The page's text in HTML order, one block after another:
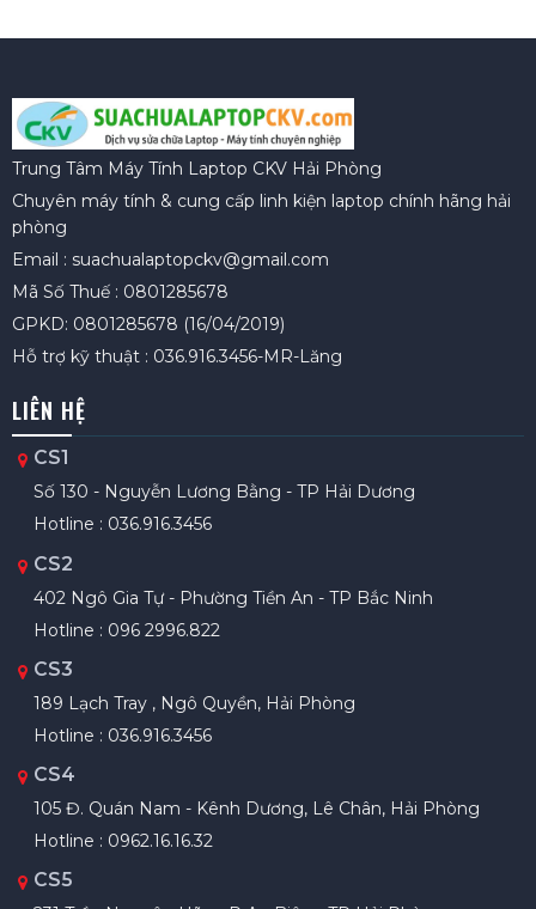
Trung Tâm Máy Tính Laptop CKV Hải Phòng
Chuyên máy tính & cung cấp linh kiện laptop chính hãng hải
phòng
Email : suachualaptopckv@gmail.com
Mã Số Thuế : 0801285678
GPKD: 0801285678 (16/04/2019)
Hỗ trợ kỹ thuật : 036.916.3456-MR-Lăng
LIÊN HỆ
CS1
Số 130 - Nguyễn Lương Bằng - TP Hải Dương
Hotline : 036.916.3456
CS2
402 Ngô Gia Tự - Phường Tiền An - TP Bắc Ninh
Hotline : 096 2996.822
CS3
189 Lạch Tray , Ngô Quyền, Hải Phòng
Hotline : 036.916.3456
CS4
105 Đ. Quán Nam - Kênh Dương, Lê Chân, Hải Phòng
Hotline : 0962.16.16.32
CS5